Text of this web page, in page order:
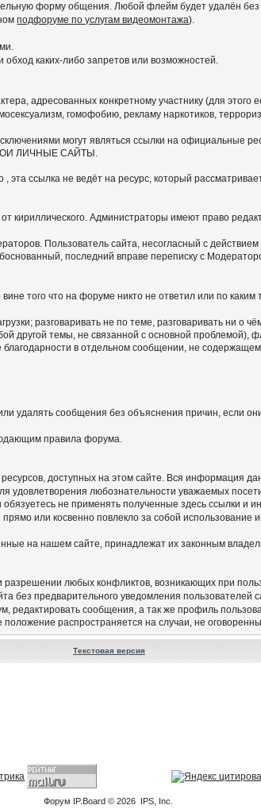
форму общения. Любой флейм будет удалён
подфоруме по услугам видеомонтажа).
каких-либо запретов или возможностей.
адресованных конкретному участнику (для этого
гомофобию, рекламу наркотиков,
могут являться ссылки на официальные
СВОИ ЛИЧНЫЕ САЙТЫ.
ссылка не ведёт на ресурс, который
кириллического. Администраторы имеют право
Пользователь сайта, несогласный с
последний вправе переписку с
того что на форуме никто не ответил или по каким
разговаривать не по теме, разговаривать ни
другой темы, не связанной с основной
в отдельном сообщении, не
удалять сообщения без объяснения причин, если
правила форума.
доступных на этом сайте. Вся информация
любознательности уважаемых
не применять полученные здесь ссылки
прямо или косвенно повлекло за собой
на нашем сайте, принадлежат их законным
любых конфликтов, возникающих при
без предварительного уведомления пользователей
редактировать сообщения, а так же профиль
распространяется на случаи, не
Текстовая версия
Форум IP.Board © 2026 IPS, Inc